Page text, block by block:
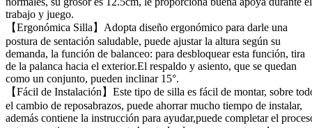
trabajo y juego.
【Ergonómica Silla】Adopta diseño ergonómico para darle una
postura de sentación saludable, puede ajustar la altura según su
demanda, la función de balanceo: para desbloquear esta función, tira
de la palanca hacia el exterior.El respaldo y asiento, que se quedan
como un conjunto, pueden inclinar 15°.
【Fácil de Instalación】Este tipo de silla es fácil de montar, sobre
el cambio de reposabrazos, puede ahorrar mucho tiempo de instalar,
además contiene la instrucción para ayudar,puede completar el